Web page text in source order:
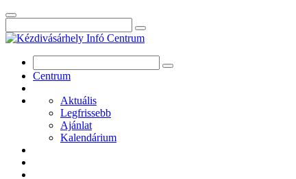
Centrum
Aktuális
Legfrissebb
Ajánlat
Kalendárium